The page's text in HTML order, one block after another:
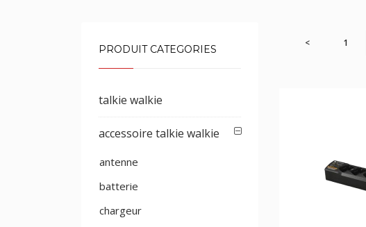
< 1
PRODUIT CATEGORIES
talkie walkie
accessoire talkie walkie
antenne
batterie
chargeur